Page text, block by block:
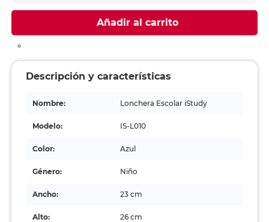
Añadir al carrito
Descripción y características
Nombre: Lonchera Escolar iStudy
Modelo: IS-L010
Color: Azul
Género: Niño
Ancho: 23 cm
Alto: 26 cm